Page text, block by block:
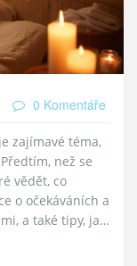
0 Komentáře
zajímavé téma,
než se
vědět, co
o očekáváních a
a také tipy, jak
také kulturních